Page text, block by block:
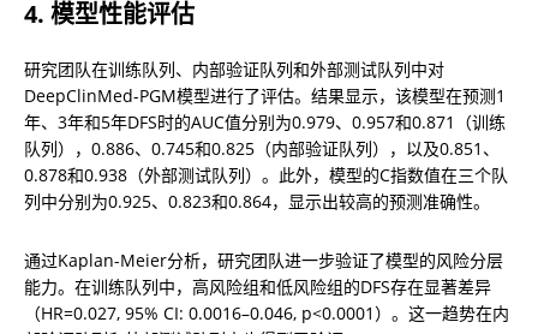
4. 模型性能评估
研究团队在训练队列、内部验证队列和外部测试队列中对
DeepClinMed-PGM模型进行了评估。结果显示，该模型在预测1
年、3年和5年DFS时的AUC值分别为0.979、0.957和0.871（训练
队列），0.886、0.745和0.825（内部验证队列），以及0.851、
0.878和0.938（外部测试队列）。此外，模型的C指数值在三个队
列中分别为0.925、0.823和0.864，显示出较高的预测准确性。
通过Kaplan-Meier分析，研究团队进一步验证了模型的风险分层
能力。在训练队列中，高风险组和低风险组的DFS存在显著差异
（HR=0.027, 95% CI: 0.0016–0.046, p<0.0001）。这一趋势在内